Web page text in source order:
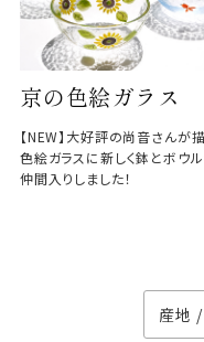
京の色絵ガラス
【NEW】大好評の尚音さんが
色絵ガラスに新しく鉢とボウ
仲間入りしました！
産地